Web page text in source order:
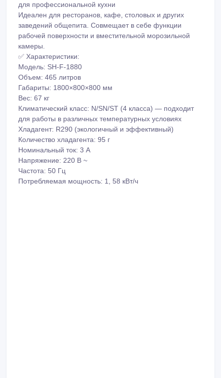
для профессиональной кухни
Идеален для ресторанов, кафе, столовых и других
заведений общепита. Совмещает в себе функции
рабочей поверхности и вместительной морозильной
камеры.
✅ Характеристики:
Модель: SH-F-1880
Объем: 465 литров
Габариты: 1800×800×800 мм
Вес: 67 кг
Климатический класс: N/SN/ST (4 класса) — подходит
для работы в различных температурных условиях
Хладагент: R290 (экологичный и эффективный)
Количество хладагента: 95 г
Номинальный ток: 3 А
Напряжение: 220 В ~
Частота: 50 Гц
Потребляемая мощность: 1, 58 кВт/ч